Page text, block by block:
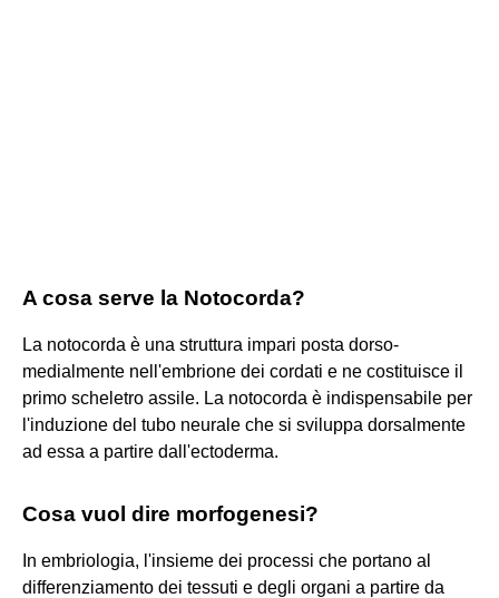
A cosa serve la Notocorda?
La notocorda è una struttura impari posta dorso-
medialmente nell'embrione dei cordati e ne costituisce il
primo scheletro assile. La notocorda è indispensabile per
l'induzione del tubo neurale che si sviluppa dorsalmente
ad essa a partire dall'ectoderma.
Cosa vuol dire morfogenesi?
In embriologia, l'insieme dei processi che portano al
differenziamento dei tessuti e degli organi a partire da